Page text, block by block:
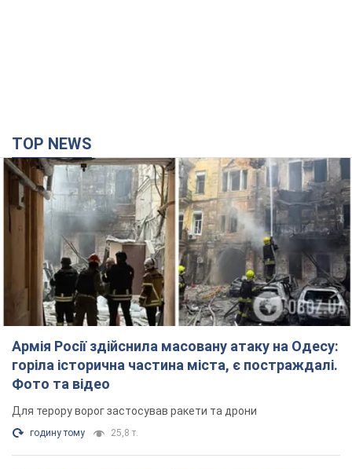
TOP NEWS
Армія Росії здійснила масовану атаку на Одесу:
горіла історична частина міста, є постраждалі.
Фото та відео
Для терору ворог застосував ракети та дрони
годину тому 25,8 т.